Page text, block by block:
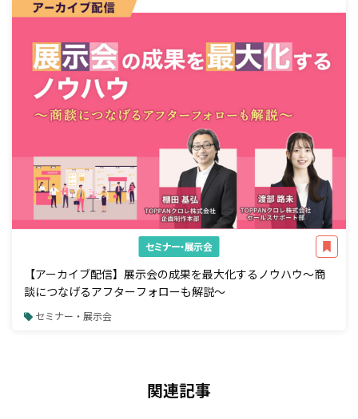
セミナー・展示会
【アーカイブ配信】展示会の成果を最大化するノウハウ～商
談につなげるアフターフォローも解説～
セミナー・展示会
関連記事